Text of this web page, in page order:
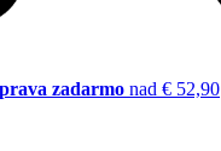
zadarmo nad € 52,90